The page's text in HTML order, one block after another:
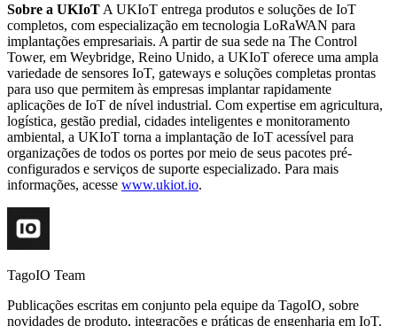
Sobre a UKIoT A UKIoT entrega produtos e soluções de IoT
completos, com especialização em tecnologia LoRaWAN para
implantações empresariais. A partir de sua sede na The Control
Tower, em Weybridge, Reino Unido, a UKIoT oferece uma ampla
variedade de sensores IoT, gateways e soluções completas prontas
para uso que permitem às empresas implantar rapidamente
aplicações de IoT de nível industrial. Com expertise em agricultura,
logística, gestão predial, cidades inteligentes e monitoramento
ambiental, a UKIoT torna a implantação de IoT acessível para
organizações de todos os portes por meio de seus pacotes pré-
configurados e serviços de suporte especializado. Para mais
informações, acesse www.ukiot.io.
TagoIO Team
Publicações escritas em conjunto pela equipe da TagoIO, sobre
novidades de produto, integrações e práticas de engenharia em IoT.